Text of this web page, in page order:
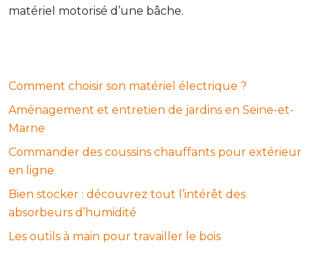
matériel motorisé d’une bâche.
Comment choisir son matériel électrique ?
Aménagement et entretien de jardins en Seine-et-
Marne
Commander des coussins chauffants pour extérieur
en ligne
Bien stocker : découvrez tout l’intérêt des
absorbeurs d’humidité
Les outils à main pour travailler le bois